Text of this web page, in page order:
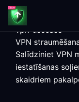
vpn-usecase
VPN
Salīdziniet VPN
iestatīšanas
skaidriem